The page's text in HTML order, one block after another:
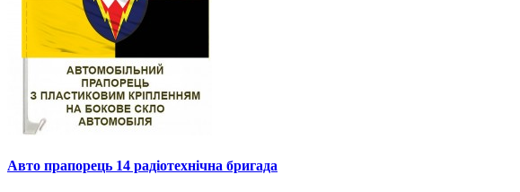
Авто прапорець 14 радіотехнічна бригада